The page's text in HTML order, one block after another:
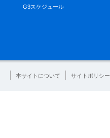
G3スケジュール
本サイトについて サイトポリシー